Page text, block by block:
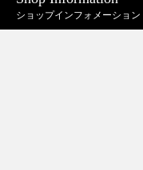
ショップインフォメーション